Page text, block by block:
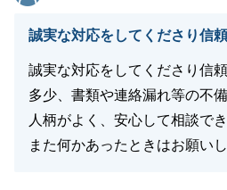
誠実な対応をしてくださり信
誠実な対応をしてくださり信頼
多少、書類や連絡漏れ等の不
人柄がよく、安心して相談でき
また何かあったときはお願いし